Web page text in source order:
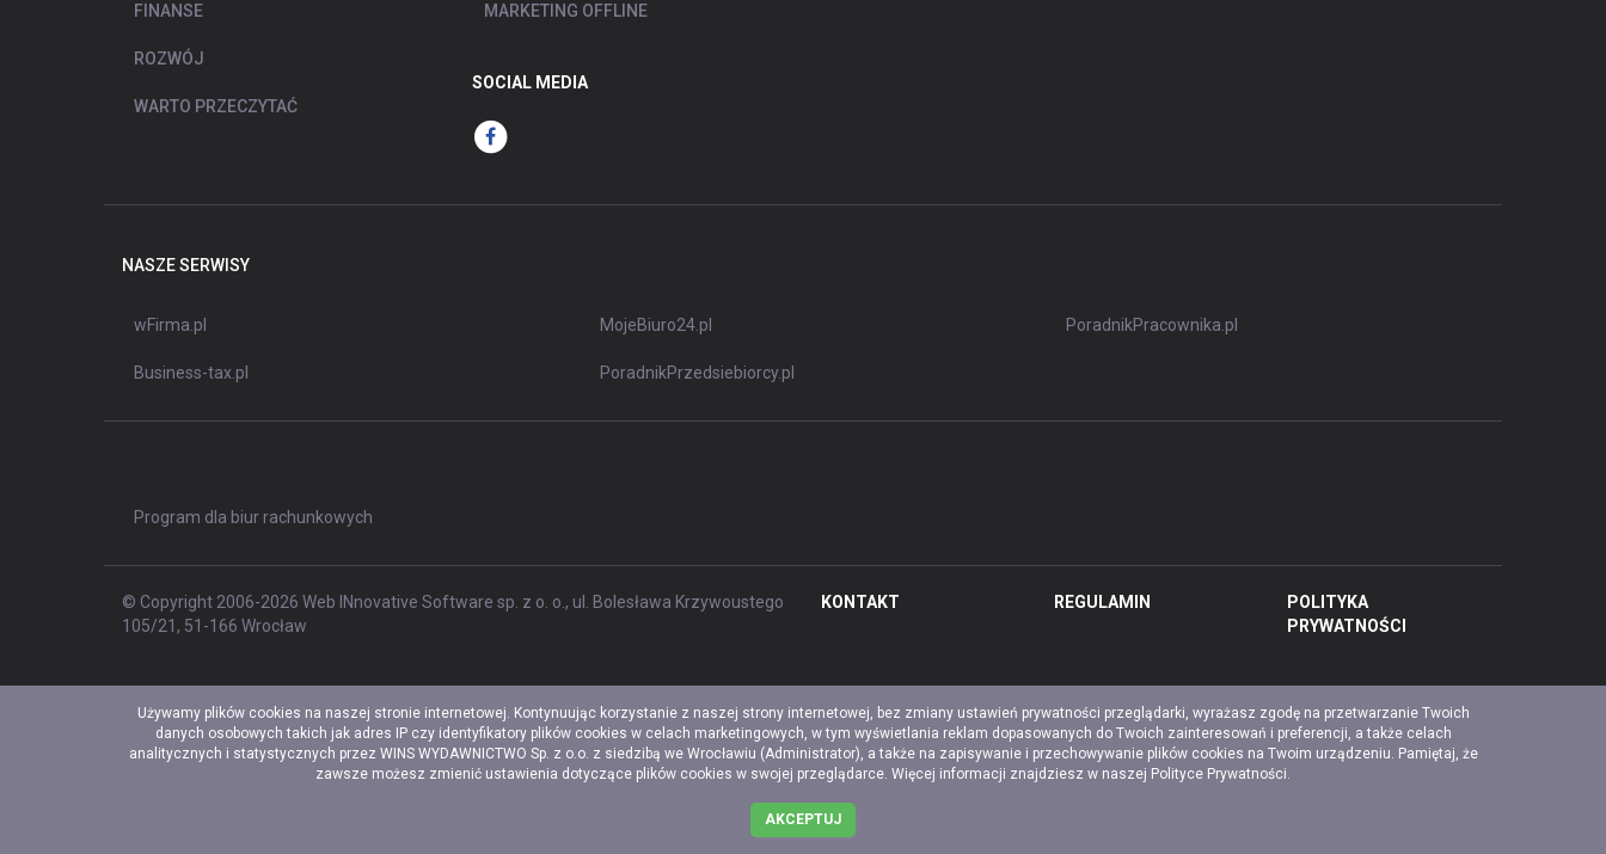
FINANSE
ROZWÓJ
WARTO PRZECZYTAĆ
MARKETING OFFLINE
SOCIAL MEDIA
NASZE SERWISY
wFirma.pl
Business-tax.pl
MojeBiuro24.pl
PoradnikPrzedsiebiorcy.pl
PoradnikPracownika.pl
Program dla biur rachunkowych
© Copyright 2006-2026 Web INnovative Software sp. z o. o., ul. Bolesława Krzywoustego
105/21, 51-166 Wrocław
KONTAKT REGULAMIN
POLITYKA
PRYWATNOŚCI
Używamy plików cookies na naszej stronie internetowej. Kontynuując korzystanie z naszej strony internetowej, bez zmiany ustawień prywatności przeglądarki, wyrażasz zgodę na przetwarzanie Twoich
danych osobowych takich jak adres IP czy identyfikatory plików cookies w celach marketingowych, w tym wyświetlania reklam dopasowanych do Twoich zainteresowań i preferencji, a także celach
analitycznych i statystycznych przez WINS WYDAWNICTWO Sp. z o.o. z siedzibą we Wrocławiu (Administrator), a także na zapisywanie i przechowywanie plików cookies na Twoim urządzeniu. Pamiętaj, że
zawsze możesz zmienić ustawienia dotyczące plików cookies w swojej przeglądarce. Więcej informacji znajdziesz w naszej Polityce Prywatności.
AKCEPTUJ